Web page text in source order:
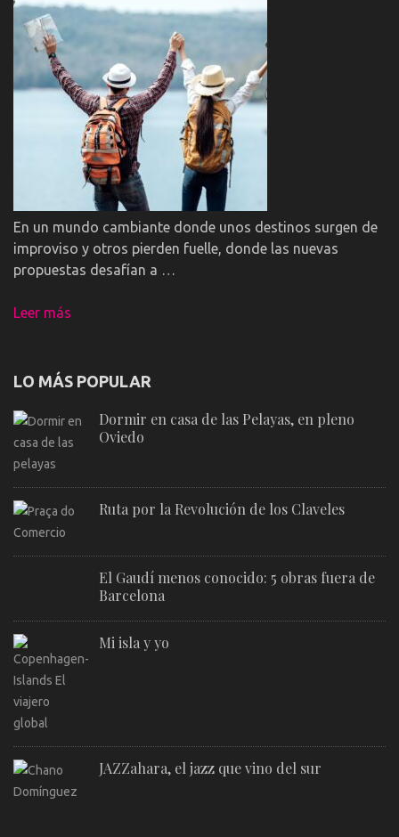
En un mundo cambiante donde unos destinos surgen de
improviso y otros pierden fuelle, donde las nuevas
propuestas desafían a …
Leer más
LO MÁS POPULAR
Dormir en casa de las Pelayas, en pleno
Oviedo
Ruta por la Revolución de los Claveles
El Gaudí menos conocido: 5 obras fuera de
Barcelona
Mi isla y yo
JAZZahara, el jazz que vino del sur